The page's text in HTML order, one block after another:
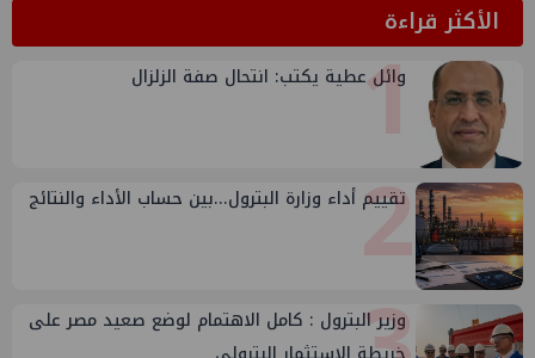
الأكثر قراءة1
وائل عطية يكتب: انتحال صفة الزلزال
2
تقييم أداء وزارة البترول...بين حساب الأداء والنتائج
وزير البترول : كامل الاهتمام لوضع صعيد مصر على